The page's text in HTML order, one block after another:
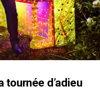
tournée d’adieu